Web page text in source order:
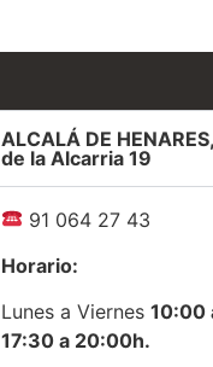
ALCALÁ DE
de la Alcarria 19
91 064 27 43
Horario:
Lunes a Viernes 10:00
17:30 a 20:00h.